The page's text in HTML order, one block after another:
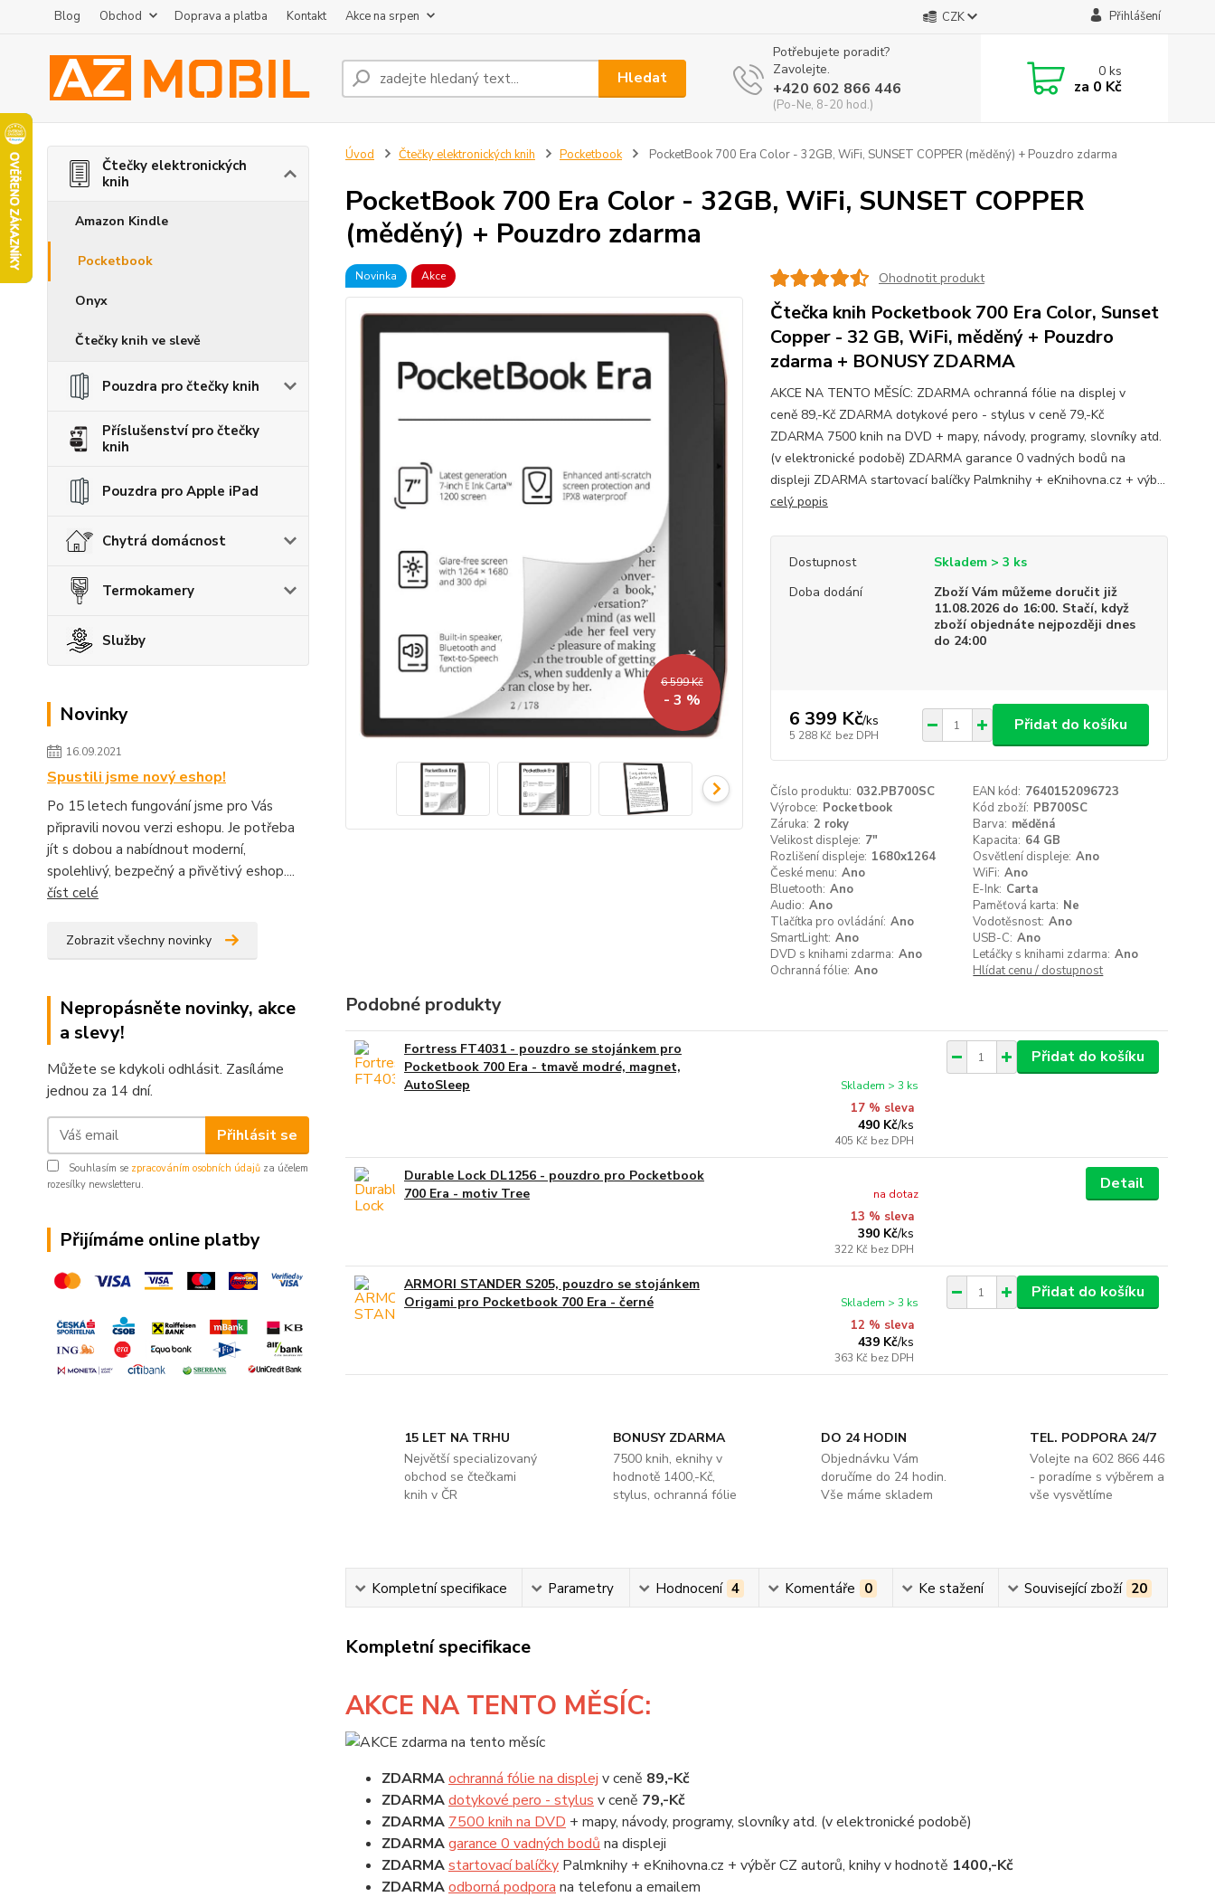
Blog Obchod Doprava a platba Kontakt Akce na srpen CZK Přihlášení
Hledat
Potřebujete poradit?
Zavolejte.
+420 602 866 446
(Po-Ne, 8-20 hod.)
0ks
za 0 Kč
Čtečky elektronických
knih
Amazon Kindle
Pocketbook
Onyx
Čtečky knih ve slevě
Pouzdra pro čtečky knih
Příslušenství pro čtečky
knih
Pouzdra pro Apple iPad
Chytrá domácnost
Termokamery
Služby
Novinky
16.09.2021
Spustili jsme nový eshop!
Po 15 letech fungování jsme pro Vás
připravili novou verzi eshopu. Je potřeba
jít s dobou a nabídnout moderní,
spolehlivý, bezpečný a přivětivý eshop....
číst celé
Zobrazit všechny novinky
Nepropásněte novinky, akce
a slevy!
Můžete se kdykoli odhlásit. Zasíláme
jednou za 14 dní.
Přihlásit se
Souhlasím se zpracováním osobních údajů za účelem
rozesílky newsletteru.
Přijímáme online platby
Úvod Čtečky elektronických knih Pocketbook PocketBook 700 Era Color - 32GB, WiFi, SUNSET COPPER (měděný) + Pouzdro zdarma
PocketBook 700 Era Color - 32GB, WiFi, SUNSET COPPER
(měděný) + Pouzdro zdarma
Novinka Akce
6 599 Kč
- 3 %
Ohodnotit produkt
Čtečka knih Pocketbook 700 Era Color, Sunset
Copper - 32 GB, WiFi, měděný + Pouzdro
zdarma + BONUSY ZDARMA
AKCE NA TENTO MĚSÍC: ZDARMA ochranná fólie na displej v
ceně 89,-Kč ZDARMA dotykové pero - stylus v ceně 79,-Kč
ZDARMA 7500 knih na DVD + mapy, návody, programy, slovníky atd.
(v elektronické podobě) ZDARMA garance 0 vadných bodů na
displeji ZDARMA startovací balíčky Palmknihy + eKnihovna.cz + výb...
celý popis
Dostupnost
Skladem > 3 ks
Doba dodání
Zboží Vám můžeme doručit již
11.08.2026 do 16:00. Stačí, když
zboží objednáte nejpozději dnes
do 24:00
6 399 Kč/ks
5 288 Kč bez DPH
Přidat do košíku
Číslo produktu: 032.PB700SC EAN kód: 7640152096723
Výrobce: Pocketbook Kód zboží: PB700SC
Záruka: 2 roky Barva: měděná
Velikost displeje: 7" Kapacita: 64 GB
Rozlišení displeje: 1680x1264 Osvětlení displeje: Ano
České menu: Ano WiFi: Ano
Bluetooth: Ano E-Ink: Carta
Audio: Ano Paměťová karta: Ne
Tlačítka pro ovládání: Ano Vodotěsnost: Ano
SmartLight: Ano USB-C: Ano
DVD s knihami zdarma: Ano Letáčky s knihami zdarma: Ano
Ochranná fólie: Ano Hlídat cenu / dostupnost
Podobné produkty
Fortress FT4031 - pouzdro se stojánkem pro
Pocketbook 700 Era - tmavě modré, magnet,
AutoSleep
17 % sleva
490 Kč/ks
405 Kč bez DPH
Skladem > 3 ks
Přidat do košíku
Durable Lock DL1256 - pouzdro pro Pocketbook
700 Era - motiv Tree
13 % sleva
390 Kč/ks
322 Kč bez DPH
na dotaz
Detail
ARMORI STANDER S205, pouzdro se stojánkem
Origami pro Pocketbook 700 Era - černé
12 % sleva
439 Kč/ks
363 Kč bez DPH
Skladem > 3 ks
Přidat do košíku
15 LET NA TRHU
Největší specializovaný
obchod se čtečkami
knih v ČR
BONUSY ZDARMA
7500 knih, eknihy v
hodnotě 1400,-Kč,
stylus, ochranná fólie
DO 24 HODIN
Objednávku Vám
doručíme do 24 hodin.
Vše máme skladem
TEL. PODPORA 24/7
Volejte na 602 866 446
- poradíme s výběrem a
vše vysvětlíme
Kompletní specifikace Parametry Hodnocení 4 Komentáře 0 Ke stažení Související zboží 20
Kompletní specifikace
AKCE NA TENTO MĚSÍC:
ZDARMAochranná fólie na displej v ceně 89,-Kč
ZDARMAdotykové pero - stylus v ceně 79,-Kč
ZDARMA 7500 knih na DVD + mapy, návody, programy, slovníky atd. (v elektronické podobě)
ZDARMAgarance 0 vadných bodů na displeji
ZDARMAstartovací balíčkyPalmknihy + eKnihovna.cz + výběr CZ autorů, knihy v hodnotě 1400,-Kč
ZDARMAodborná podpora na telefonu a emailem